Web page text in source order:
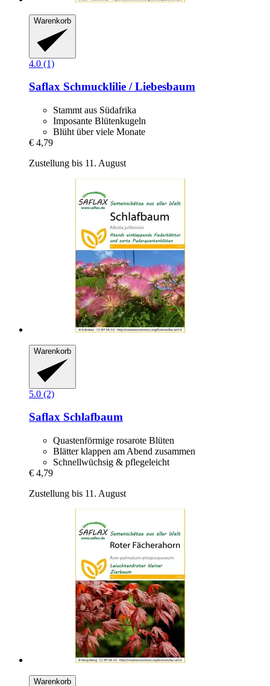
Warenkorb
4.0 (1)
Saflax Schmucklilie / Liebesbaum
Stammt aus Südafrika
Imposante Blütenkugeln
Blüht über viele Monate
€ 4,79
Zustellung bis 11. August
Warenkorb
5.0 (2)
Saflax Schlafbaum
Quastenförmige rosarote Blüten
Blätter klappen am Abend zusammen
Schnellwüchsig & pflegeleicht
€ 4,79
Zustellung bis 11. August
Warenkorb